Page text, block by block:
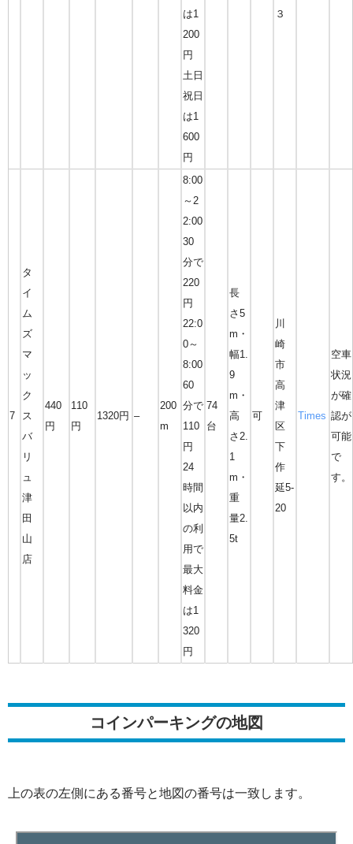
は1
200
円
土日
祝日
は1
600
円
３
7
タ
イ
ム
ズ
マ
ッ
ク
ス
バ
リ
ュ
津
田
山
店
440
円
110
円
1320円 –
200
m
8:00
～2
2:00
30
分で
220
円
22:0
0～
8:00
60
分で
110
円
24
時間
以内
の利
用で
最大
料金
は1
320
円
74
台
長
さ5
m・
幅1.
9
m・
高
さ2.
1
m・
重
量2.
5t
可
川
崎
市
高
津
区
下
作
延5-
20
Times
空車
状況
が確
認が
可能
で
す。
コインパーキングの地図
上の表の左側にある番号と地図の番号は一致します。